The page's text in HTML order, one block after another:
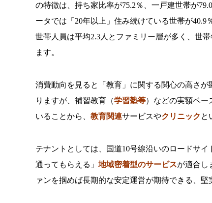
の特徴は、持ち家比率が75.2％、一戸建世帯が
ータでは「20年以上」住み続けている世帯が40.9
世帯人員は平均2.3人とファミリー層が多く、世
ます。
消費動向を見ると「教育」に関する関心の高さ
りますが、補習教育（学習塾等）などの実額ベ
いることから、 教育関連サービスやクリニック と
テナントとしては、国道10号線沿いのロードサ
通ってもらえる」 地域密着型のサービスが適合し
ァンを掴めば長期的な安定運営が期待できる、堅